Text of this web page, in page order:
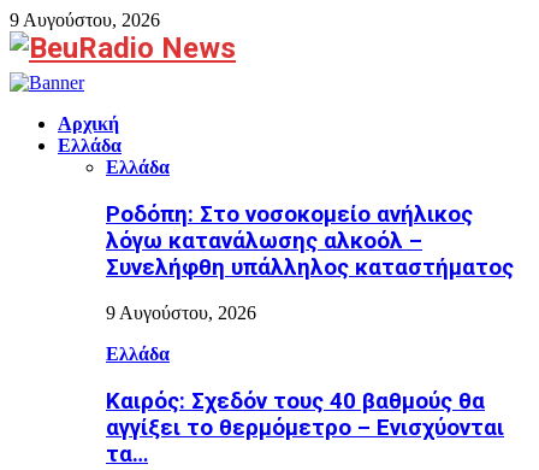
9 Αυγούστου, 2026
Facebook
Αρχική
Ελλάδα
Ελλάδα
Ροδόπη: Στο νοσοκομείο ανήλικος
λόγω κατανάλωσης αλκοόλ –
Συνελήφθη υπάλληλος καταστήματος
9 Αυγούστου, 2026
Ελλάδα
Καιρός: Σχεδόν τους 40 βαθμούς θα
αγγίξει το θερμόμετρο – Ενισχύονται
τα…